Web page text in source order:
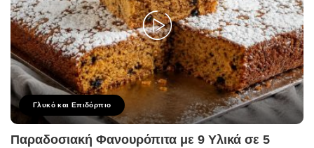
Γλυκό και Επιδόρπιο
Παραδοσιακή Φανουρόπιτα με 9 Υλικά σε 5